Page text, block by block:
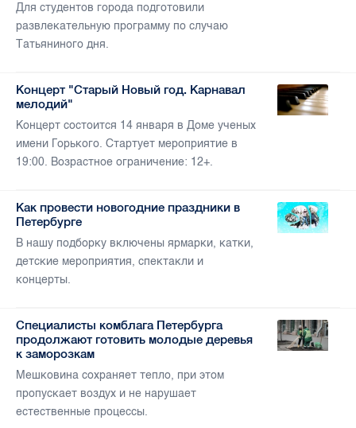
Для студентов города подготовили
развлекательную программу по случаю
Татьяниного дня.
Концерт "Старый Новый год. Карнавал
мелодий"
Концерт состоится 14 января в Доме ученых
имени Горького. Стартует мероприятие в
19:00. Возрастное ограничение: 12+.
Как провести новогодние праздники в
Петербурге
В нашу подборку включены ярмарки, катки,
детские мероприятия, спектакли и
концерты.
Специалисты комблага Петербурга
продолжают готовить молодые деревья
к заморозкам
Мешковина сохраняет тепло, при этом
пропускает воздух и не нарушает
естественные процессы.